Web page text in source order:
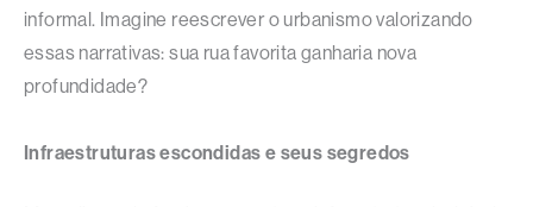
informal. Imagine reescrever o urbanismo valorizando
essas narrativas: sua rua favorita ganharia nova
profundidade?​
Infraestruturas escondidas e seus segredos